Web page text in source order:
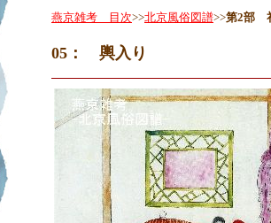
燕京雑考 目次>>北京風俗図譜>>第2部
05： 輿入り